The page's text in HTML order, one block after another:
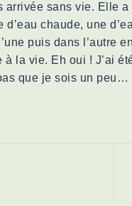
arrivée sans vie. Elle a
chaude, une
puis dans l’autre
à la vie. Eh oui ! J’ai
que je sois un peu…